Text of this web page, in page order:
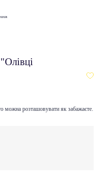
можна розташовувати як забажаєте.